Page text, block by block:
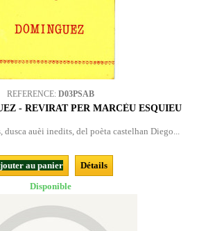
REFERENCE: D03PSAB
- REVIRAT PER MARCÈU ESQUIEU
dusca auèi inedits, del poèta castelhan Diego...
au panier
Détails
Disponible